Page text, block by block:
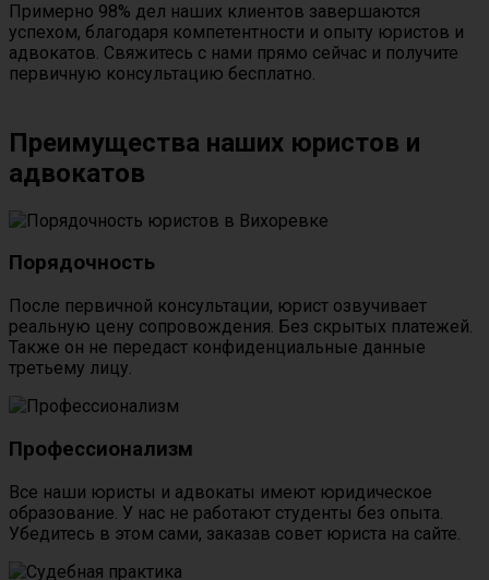
Примерно 98% дел наших клиентов завершаются
успехом, благодаря компетентности и опыту юристов и
адвокатов. Свяжитесь с нами прямо сейчас и получите
первичную консультацию бесплатно.
Преимущества наших юристов и
адвокатов
Порядочность
После первичной консультации, юрист озвучивает
реальную цену сопровождения. Без скрытых платежей.
Также он не передаст конфиденциальные данные
третьему лицу.
Профессионализм
Все наши юристы и адвокаты имеют юридическое
образование. У нас не работают студенты без опыта.
Убедитесь в этом сами, заказав совет юриста на сайте.